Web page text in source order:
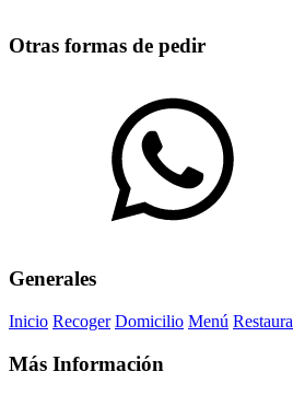
Otras formas de pedir
Generales
Inicio Recoger Domicilio Menú
Más Información